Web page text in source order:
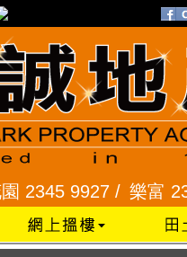
樂富 2321 2287 / 峻